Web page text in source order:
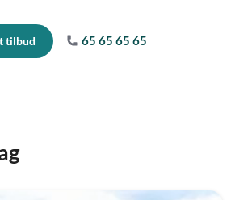
tilbud 65 65 65 65